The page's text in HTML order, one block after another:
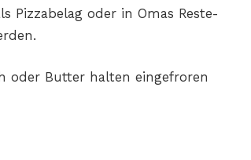
Pizzabelag oder in Omas Reste-
oder Butter halten eingefroren